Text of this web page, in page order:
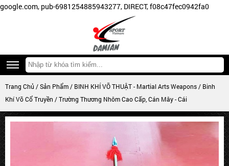
google.com, pub-6981254885943277, DIRECT, f08c47fec0942fa0
Trang Chủ /Sản Phẩm / BINH KHÍ VÕ THUẬT - Martial Arts Weapons / Binh
Khí Võ Cổ Truyền / Trường Thương Nhôm Cao Cấp, Cán Mây - Cái